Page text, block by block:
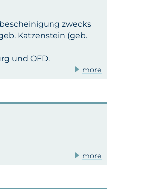
zwecks
Katzenstein (geb.
und OFD.
more
more